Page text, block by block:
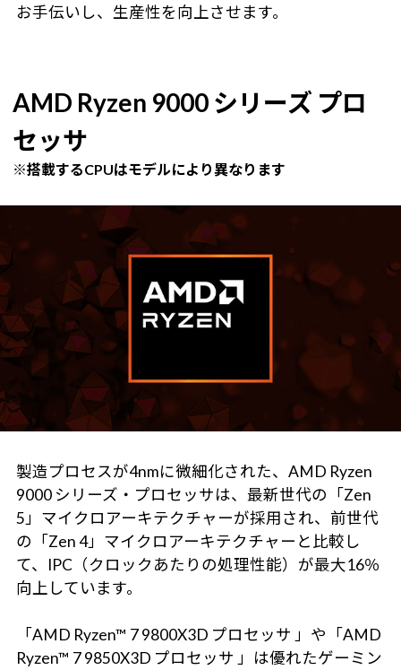
お手伝いし、生産性を向上させます。
AMD Ryzen 9000 シリーズ プロ
セッサ
※搭載するCPUはモデルにより異なります
製造プロセスが4nmに微細化された、AMD Ryzen
9000 シリーズ・プロセッサは、最新世代の「Zen
5」マイクロアーキテクチャーが採用され、前世代
の「Zen 4」マイクロアーキテクチャーと比較し
て、IPC（クロックあたりの処理性能）が最大16％
向上しています。
「AMD Ryzen™ 7 9800X3D プロセッサ 」や「AMD
Ryzen™ 7 9850X3D プロセッサ 」は優れたゲーミン